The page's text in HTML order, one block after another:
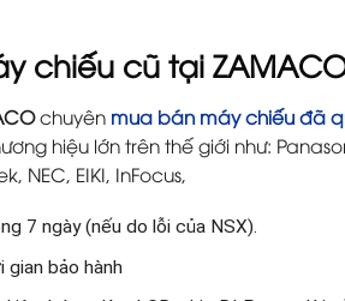
chiếu cũ tại
chuyên mua bán máy chiếu đã
hiệu lớn trên thế giới như:
NEC, EIKI, InFocus,
7 ngày (nếu do lỗi của NSX).
gian bảo hành